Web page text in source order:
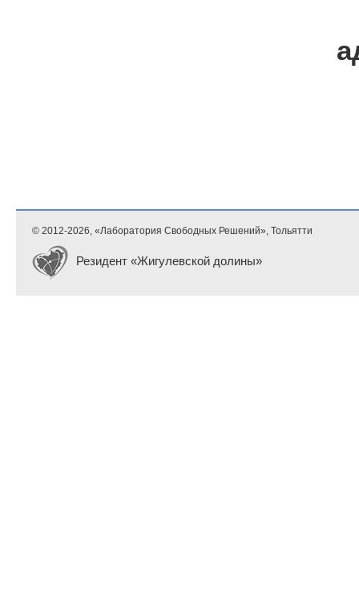
© 2012-2026, «Лаборатория Свободных Решений», Тольятти
Резидент «Жигулевской долины»